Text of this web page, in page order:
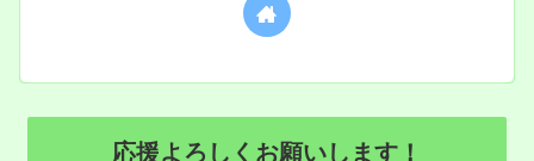
応援よろしくお願いします！